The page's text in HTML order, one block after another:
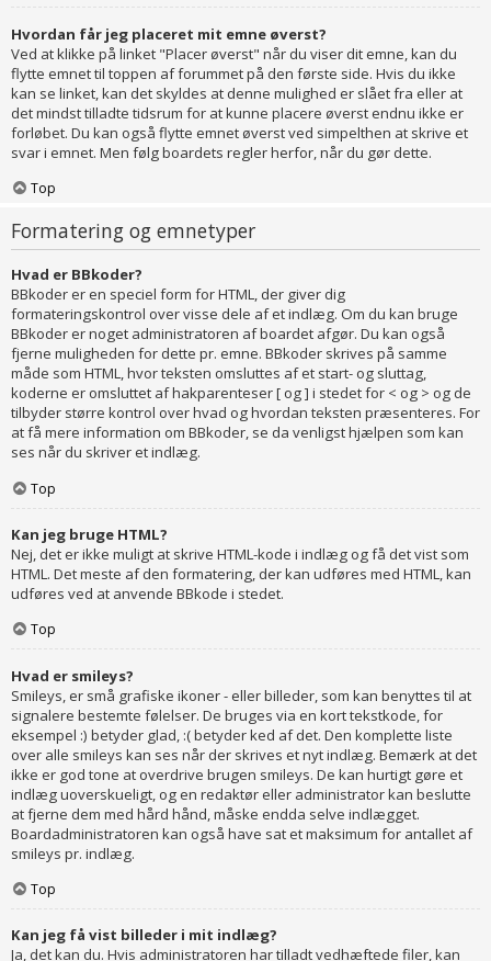
Hvordan får jeg placeret mit emne øverst?
Ved at klikke på linket "Placer øverst" når du viser dit emne, kan du
flytte emnet til toppen af forummet på den første side. Hvis du ikke
kan se linket, kan det skyldes at denne mulighed er slået fra eller at
det mindst tilladte tidsrum for at kunne placere øverst endnu ikke er
forløbet. Du kan også flytte emnet øverst ved simpelthen at skrive et
svar i emnet. Men følg boardets regler herfor, når du gør dette.
Top
Formatering og emnetyper
Hvad er BBkoder?
BBkoder er en speciel form for HTML, der giver dig
formateringskontrol over visse dele af et indlæg. Om du kan bruge
BBkoder er noget administratoren af boardet afgør. Du kan også
fjerne muligheden for dette pr. emne. BBkoder skrives på samme
måde som HTML, hvor teksten omsluttes af et start- og sluttag,
koderne er omsluttet af hakparenteser [ og ] i stedet for < og > og de
tilbyder større kontrol over hvad og hvordan teksten præsenteres. For
at få mere information om BBkoder, se da venligst hjælpen som kan
ses når du skriver et indlæg.
Top
Kan jeg bruge HTML?
Nej, det er ikke muligt at skrive HTML-kode i indlæg og få det vist som
HTML. Det meste af den formatering, der kan udføres med HTML, kan
udføres ved at anvende BBkode i stedet.
Top
Hvad er smileys?
Smileys, er små grafiske ikoner - eller billeder, som kan benyttes til at
signalere bestemte følelser. De bruges via en kort tekstkode, for
eksempel :) betyder glad, :( betyder ked af det. Den komplette liste
over alle smileys kan ses når der skrives et nyt indlæg. Bemærk at det
ikke er god tone at overdrive brugen smileys. De kan hurtigt gøre et
indlæg uoverskueligt, og en redaktør eller administrator kan beslutte
at fjerne dem med hård hånd, måske endda selve indlægget.
Boardadministratoren kan også have sat et maksimum for antallet af
smileys pr. indlæg.
Top
Kan jeg få vist billeder i mit indlæg?
Ja, det kan du. Hvis administratoren har tilladt vedhæftede filer, kan